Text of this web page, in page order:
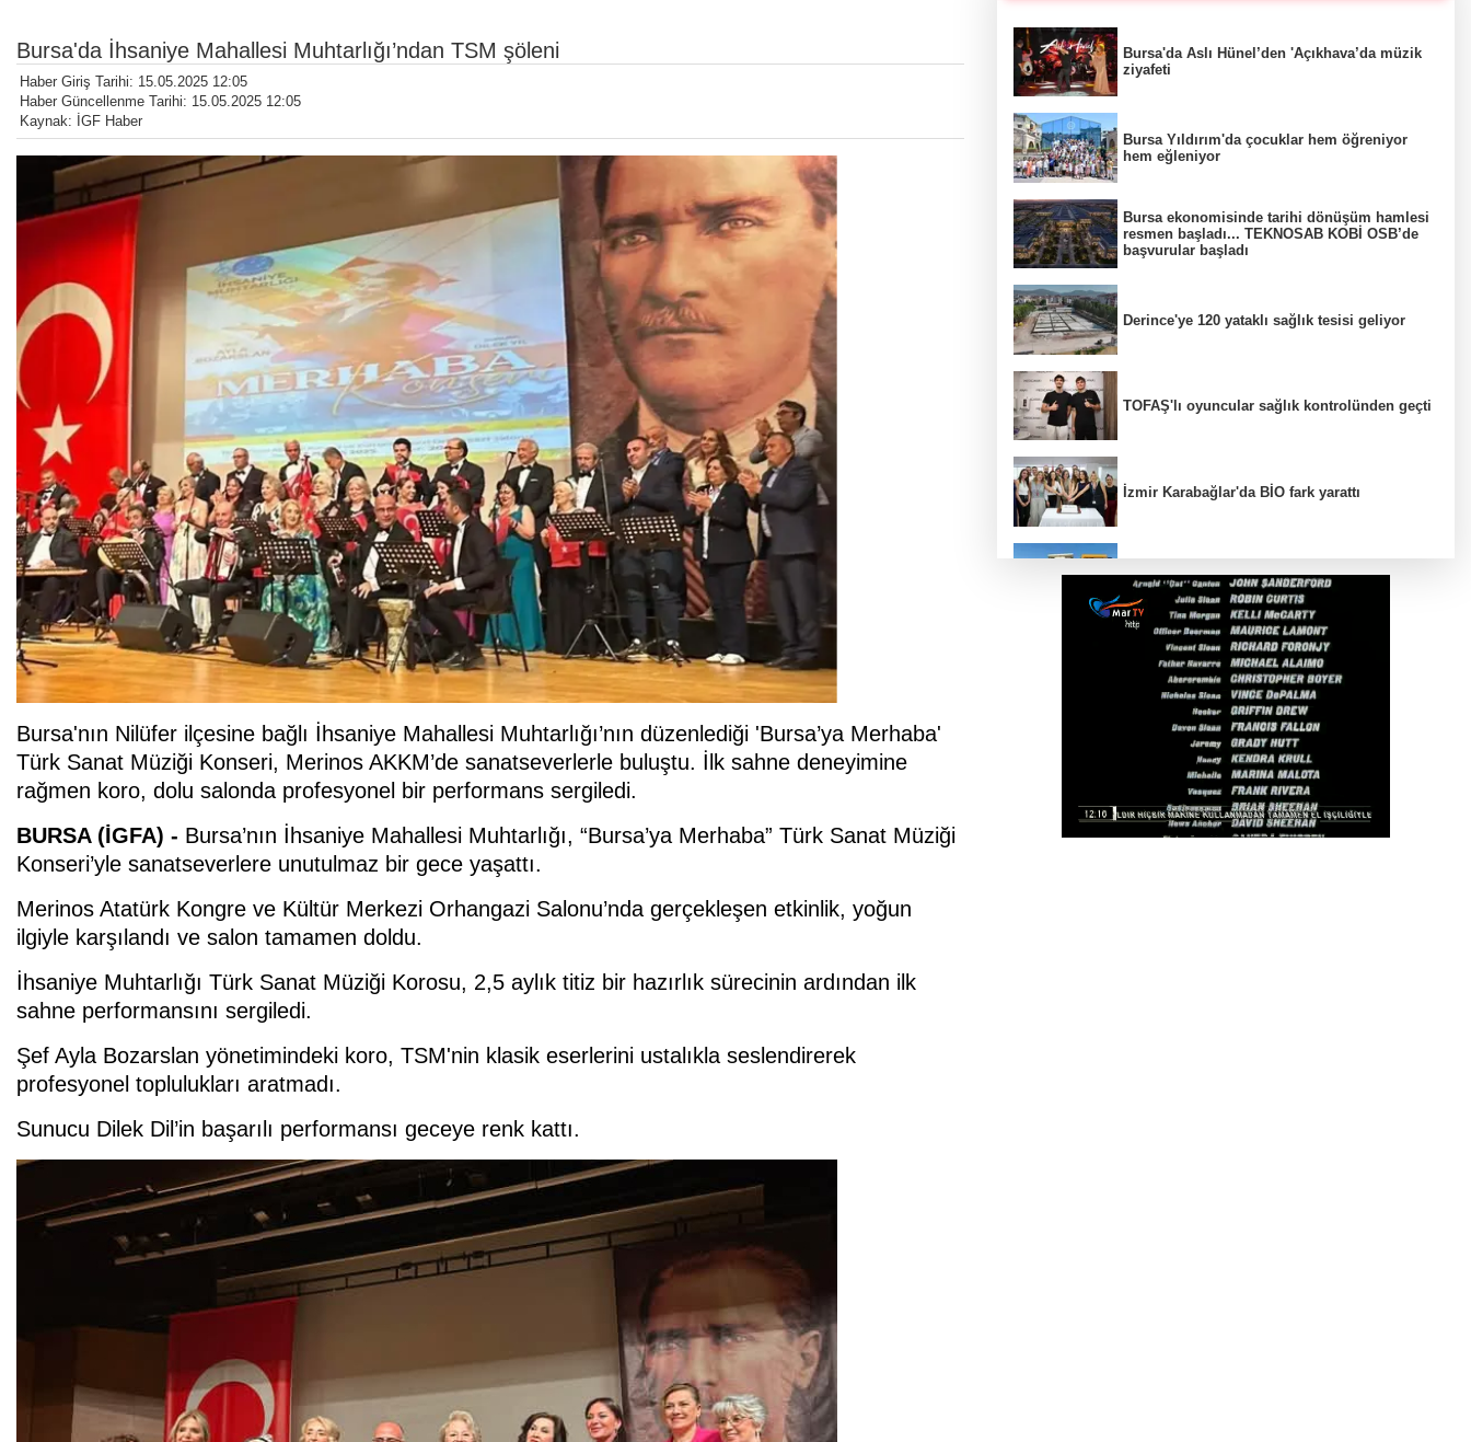
Bursa'da İhsaniye Mahallesi Muhtarlığı’ndan TSM şöleni
Haber Giriş Tarihi: 15.05.2025 12:05
Haber Güncellenme Tarihi: 15.05.2025 12:05
Kaynak: İGF Haber
Bursa'nın Nilüfer ilçesine bağlı İhsaniye Mahallesi Muhtarlığı’nın düzenlediği 'Bursa’ya Merhaba'
Türk Sanat Müziği Konseri, Merinos AKKM’de sanatseverlerle buluştu. İlk sahne deneyimine
rağmen koro, dolu salonda profesyonel bir performans sergiledi.
BURSA (İGFA) - Bursa’nın İhsaniye Mahallesi Muhtarlığı, “Bursa’ya Merhaba” Türk Sanat Müziği
Konseri’yle sanatseverlere unutulmaz bir gece yaşattı.
Merinos Atatürk Kongre ve Kültür Merkezi Orhangazi Salonu’nda gerçekleşen etkinlik, yoğun
ilgiyle karşılandı ve salon tamamen doldu.
İhsaniye Muhtarlığı Türk Sanat Müziği Korosu, 2,5 aylık titiz bir hazırlık sürecinin ardından ilk
sahne performansını sergiledi.
Şef Ayla Bozarslan yönetimindeki koro, TSM'nin klasik eserlerini ustalıkla seslendirerek
profesyonel toplulukları aratmadı.
Sunucu Dilek Dil’in başarılı performansı geceye renk kattı.
Bursa'da Aslı Hünel’den 'Açıkhava’da müzik
ziyafeti
Bursa Yıldırım'da çocuklar hem öğreniyor
hem eğleniyor
Bursa ekonomisinde tarihi dönüşüm hamlesi
resmen başladı... TEKNOSAB KOBİ OSB’de
başvurular başladı
Derince'ye 120 yataklı sağlık tesisi geliyor
TOFAŞ'lı oyuncular sağlık kontrolünden geçti
İzmir Karabağlar'da BİO fark yarattı
Kooperatifi'ne güçlü takviye
Antalya Muratpaşalı Sultanlar kenetlendi,
gözler yeni sezonda
Gaziantep Nurdağı Deprem Müzesi ve Afet
Farkındalık Merkezi için iş birliği
Bursa İnegöl’de binicilik için modern
manejler yapılıyor